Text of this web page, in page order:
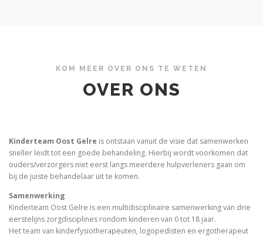
KOM MEER OVER ONS TE WETEN
OVER ONS
Kinderteam Oost Gelre is ontstaan vanuit de visie dat samenwerken
sneller leidt tot een goede behandeling. Hierbij wordt voorkomen dat
ouders/verzorgers niet eerst langs meerdere hulpverleners gaan om
bij de juiste behandelaar uit te komen.
Samenwerking
Kinderteam Oost Gelre is een multidisciplinaire samenwerking van drie
eerstelijns zorgdisciplines rondom kinderen van 0 tot 18 jaar.
Het team van kinderfysiotherapeuten, logopedisten en ergotherapeut